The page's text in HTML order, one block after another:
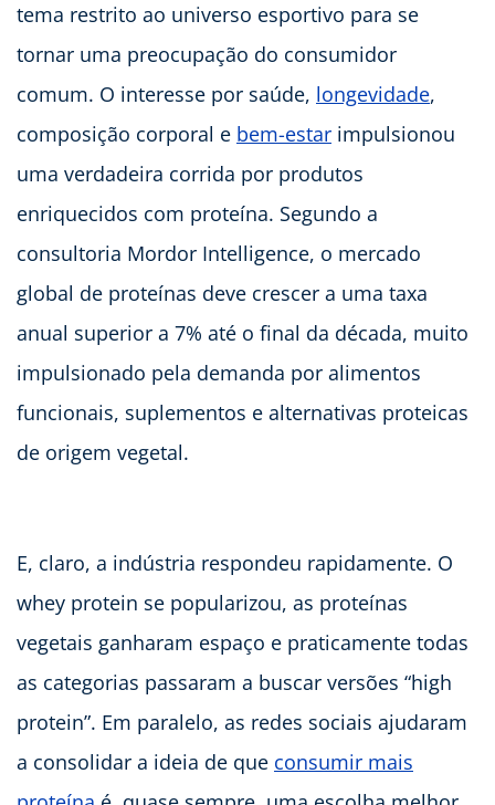
tema restrito ao universo esportivo para se
tornar uma preocupação do consumidor
comum. O interesse por saúde, longevidade,
composição corporal e bem-estar impulsionou
uma verdadeira corrida por produtos
enriquecidos com proteína. Segundo a
consultoria Mordor Intelligence, o mercado
global de proteínas deve crescer a uma taxa
anual superior a 7% até o final da década, muito
impulsionado pela demanda por alimentos
funcionais, suplementos e alternativas proteicas
de origem vegetal.
E, claro, a indústria respondeu rapidamente. O
whey protein se popularizou, as proteínas
vegetais ganharam espaço e praticamente todas
as categorias passaram a buscar versões “high
protein”. Em paralelo, as redes sociais ajudaram
a consolidar a ideia de que consumir mais